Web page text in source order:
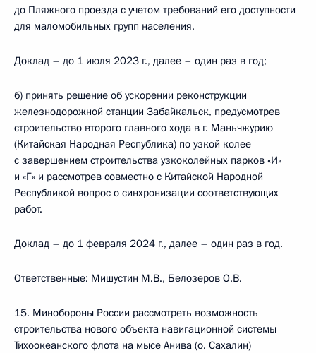
до Пляжного проезда с учетом требований его доступности
для маломобильных групп населения.
Доклад – до 1 июля 2023 г., далее – один раз в год;
б) принять решение об ускорении реконструкции
железнодорожной станции Забайкальск, предусмотрев
строительство второго главного хода в г. Маньчжурию
(Китайская Народная Республика) по узкой колее
с завершением строительства узкоколейных парков «И»
и «Г» и рассмотрев совместно с Китайской Народной
Республикой вопрос о синхронизации соответствующих
работ.
Доклад – до 1 февраля 2024 г., далее – один раз в год.
Ответственные: Мишустин М.В., Белозеров О.В.
15. Минобороны России рассмотреть возможность
строительства нового объекта навигационной системы
Тихоокеанского флота на мысе Анива (о. Сахалин)